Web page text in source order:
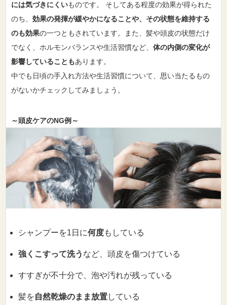
には気づきにくいものです。 そしてある程度の効果が得られた
のち、効果の発揮が緩やかになることや、その状態を維持する
のも効果の一つともされています。また、髪や頭皮の状態だけ
でなく、ホルモンバランスや生活習慣など、体の内側の変化が
影響していることもあります。
中でも日頃の手入れ方法や生活習慣について、思い当たるもの
がないかチェックしてみましょう。
～頭皮ケアのNG例～
シャンプーを1日に何度もしている
強くこすって洗う など、頭皮を傷つけている
すすぎが不十分で、泡や汚れが残っている
髪を自然乾燥のまま放置している